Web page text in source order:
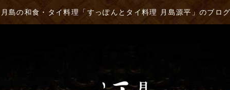
月島の和食・タイ料理「すっぽんとタイ料理 月島源平」のブロ